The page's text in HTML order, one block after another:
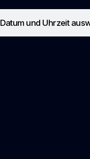
Datum und Uhrzeit